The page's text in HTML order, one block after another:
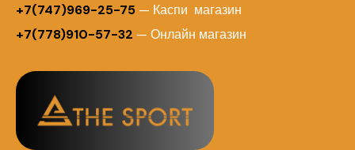
+7(747)969-25-75 — Каспи магазин
+7(778)910-57-32 — Онлайн магазин